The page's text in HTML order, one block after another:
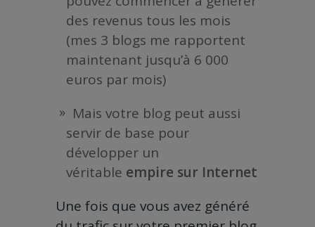
des revenus tous les mois
(mes 3 blogs me rapportent
maintenant jusqu’à 6 000
euros par mois)
Mais votre blog peut aussi
servir de base pour
développer un
véritable empire sur Internet
Une fois que vous avez généré